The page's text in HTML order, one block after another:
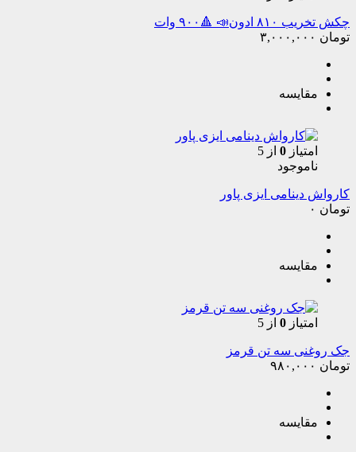
چکش تخریب ۸۱۰ ادون📣 🔺۹۰۰ وات
تومان
مقایسه
امتیاز 0 از 5
ناموجود
کارواش دینامی ایزی پاور
تومان
مقایسه
امتیاز 0 از 5
جک روغنی سه تن قرمز
تومان
مقایسه